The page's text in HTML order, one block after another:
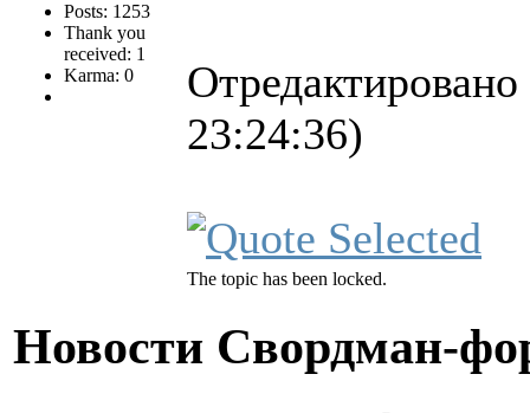
Posts: 1253
Thank you
received: 1
Karma: 0
23:24:36)
The topic has been locked.
Новости Свордман-